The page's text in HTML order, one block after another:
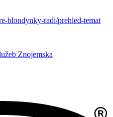
blondynky-radi/prehled-temat
Znojemska